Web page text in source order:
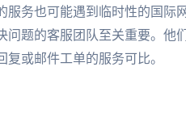
务也可能遇到临时性的国际
题的客服团队至关重要。他
或邮件工单的服务可比。